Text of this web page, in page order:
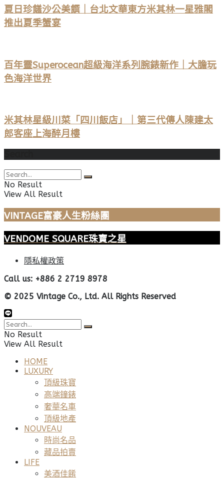
夏日珍饈沙公美饌｜台北文華東方米其林一星雅閣
推出夏季蟹宴
百年靈Superocean超級海洋系列腕錶新作｜大膽玩
色海洋世界
米其林星級川菜「四川飯店」｜第三代傳人陳建太
郎客座上海醉月樓
No Result
View All Result
VINTAGE富豪人生粉絲團
VENDOME SQUARE珠寶之星
隱私權政策
Call us: +886 2 2719 8978
© 2025 Vintage Co., Ltd. All Rights Reserved
No Result
View All Result
HOME
LUXURY
頂級珠寶
高端鐘錶
奢華名車
頂級地產
NOUVEAU
時尚名品
藏品拍賣
LIFE
美酒佳餚